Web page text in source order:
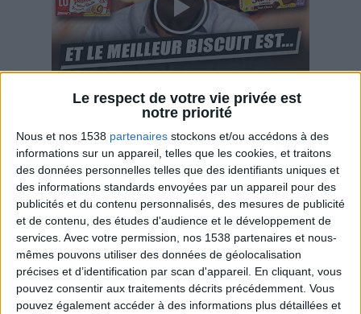
Le respect de votre vie privée est
notre priorité
Nous et nos 1538 partenaires stockons et/ou accédons à des
informations sur un appareil, telles que les cookies, et traitons
des données personnelles telles que des identifiants uniques et
des informations standards envoyées par un appareil pour des
publicités et du contenu personnalisés, des mesures de publicité
et de contenu, des études d'audience et le développement de
services. Avec votre permission, nos 1538 partenaires et nous-
mêmes pouvons utiliser des données de géolocalisation
précises et d’identification par scan d'appareil. En cliquant, vous
pouvez consentir aux traitements décrits précédemment. Vous
pouvez également accéder à des informations plus détaillées et
Savane, LU, Pepito, Harrys... Que valent vraiment
ces gâteaux ?
Webinaires en direct Voir tout